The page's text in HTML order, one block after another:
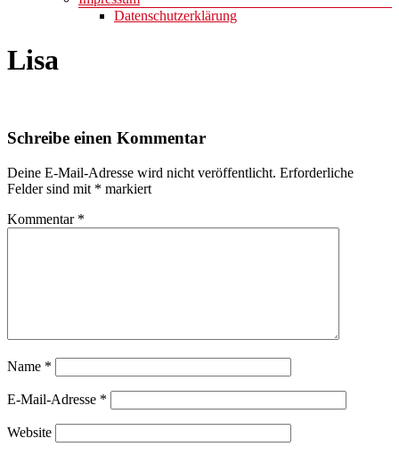
Datenschutzerklärung
Lisa
Schreibe einen Kommentar
Deine E-Mail-Adresse wird nicht veröffentlicht. Erforderliche
Felder sind mit * markiert
Kommentar *
Name *
E-Mail-Adresse *
Website